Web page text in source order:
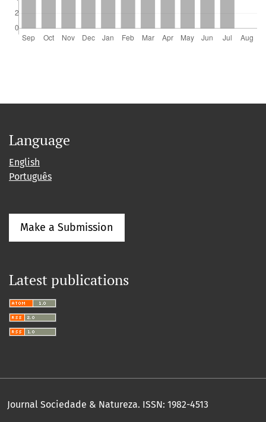
Language
English
Português
Make a Submission
Latest publications
Journal Sociedade & Natureza. ISSN: 1982-4513